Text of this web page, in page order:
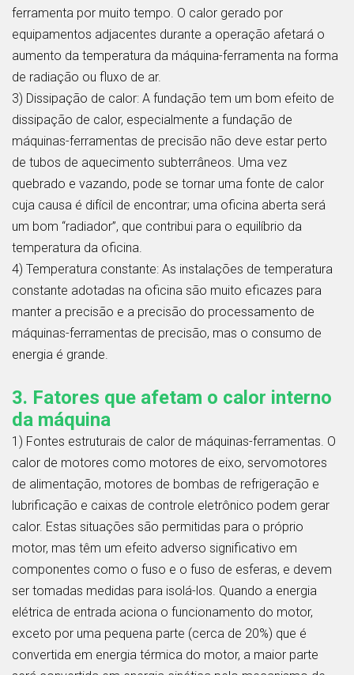
ferramenta por muito tempo. O calor gerado por
equipamentos adjacentes durante a operação afetará o
aumento da temperatura da máquina-ferramenta na forma
de radiação ou fluxo de ar.
3) Dissipação de calor: A fundação tem um bom efeito de
dissipação de calor, especialmente a fundação de
máquinas-ferramentas de precisão não deve estar perto
de tubos de aquecimento subterrâneos. Uma vez
quebrado e vazando, pode se tornar uma fonte de calor
cuja causa é difícil de encontrar; uma oficina aberta será
um bom “radiador”, que contribui para o equilíbrio da
temperatura da oficina.
4) Temperatura constante: As instalações de temperatura
constante adotadas na oficina são muito eficazes para
manter a precisão e a precisão do processamento de
máquinas-ferramentas de precisão, mas o consumo de
energia é grande.
3. Fatores que afetam o calor interno
da máquina
1) Fontes estruturais de calor de máquinas-ferramentas. O
calor de motores como motores de eixo, servomotores
de alimentação, motores de bombas de refrigeração e
lubrificação e caixas de controle eletrônico podem gerar
calor. Estas situações são permitidas para o próprio
motor, mas têm um efeito adverso significativo em
componentes como o fuso e o fuso de esferas, e devem
ser tomadas medidas para isolá-los. Quando a energia
elétrica de entrada aciona o funcionamento do motor,
exceto por uma pequena parte (cerca de 20%) que é
convertida em energia térmica do motor, a maior parte